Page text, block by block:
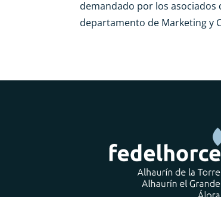
demandado por los
departamento de Marketing y